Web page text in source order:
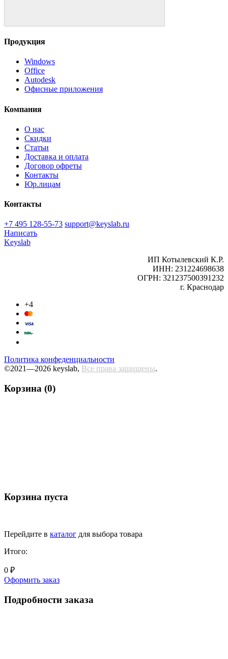
Продукция
Windows
Office
Autodesk
Офисные приложения
Компания
О нас
Скидки
Статьи
Доставка и оплата
Договор офреты
Контакты
Юр.лицам
Контакты
+7 495 128-55-73 support@keyslab.ru
Написать
Keyslab
ИП Котылевский К.Р.
ИНН: 231224698638
ОГРН: 321237500391232
г. Краснодар
+4
Политика конфеденциальности
©2021—2026 keyslab, Все права защищены.
Корзина (0)
Корзина пуста
Перейдите в каталог для выбора товара
Итого:
0 ₽
Оформить заказ
Подробности заказа